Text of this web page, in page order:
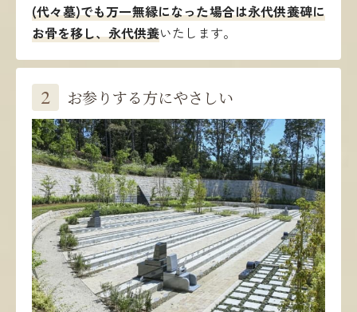
(代々墓)でも万一無縁になった場合は永代供養碑に
お骨を移し、永代供養いたします。
2 お参りする方にやさしい